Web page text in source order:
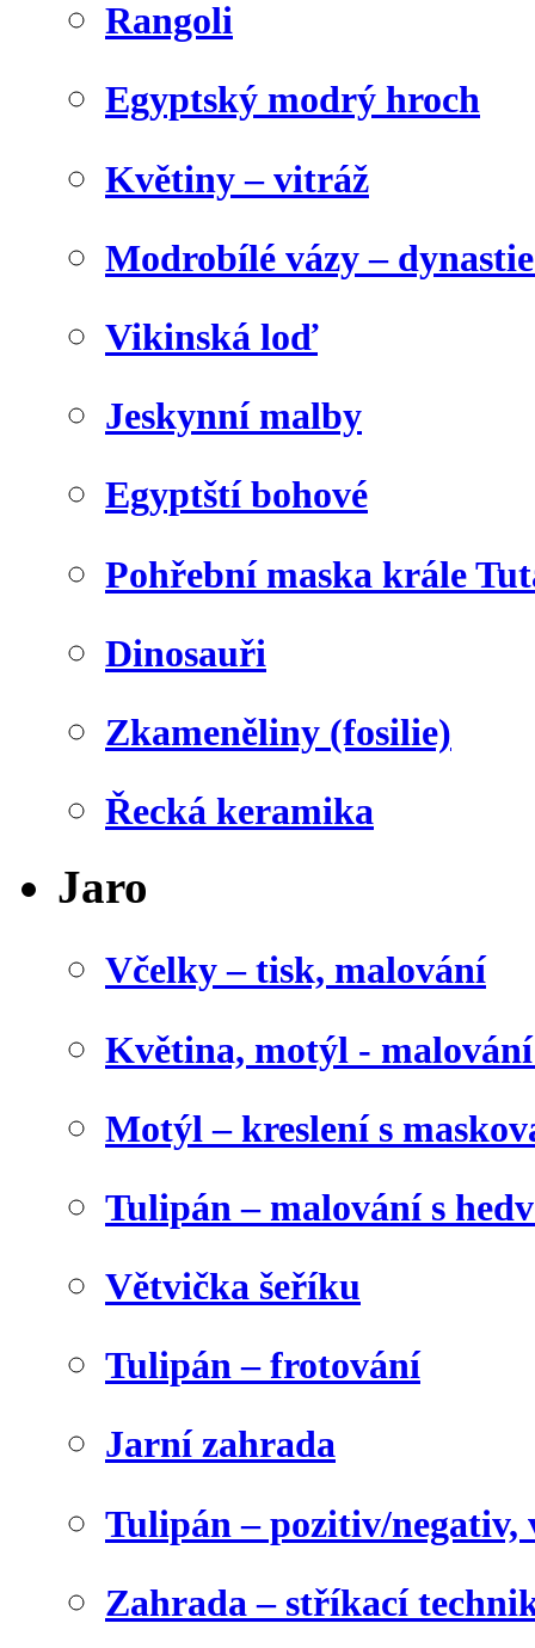
Rangoli
Egyptský modrý hroch
Květiny – vitráž
Modrobílé vázy –
Vikinská loď
Jeskynní malby
Egyptští bohové
Pohřební maska krále
Dinosauři
Zkameněliny (fosilie)
Řecká keramika
Jaro
Včelky – tisk, malování
Květina, motýl -
Motýl – kreslení s
Tulipán – malování s
Větvička šeříku
Tulipán – frotování
Jarní zahrada
Tulipán – pozitiv/negativ,
Zahrada – stříkací